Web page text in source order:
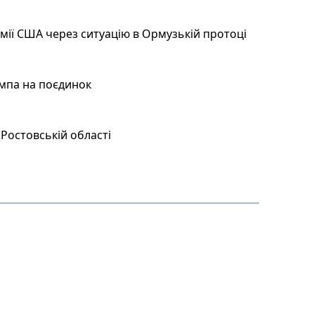
США через ситуацію в Ормузькій протоці
на поєдинок
області